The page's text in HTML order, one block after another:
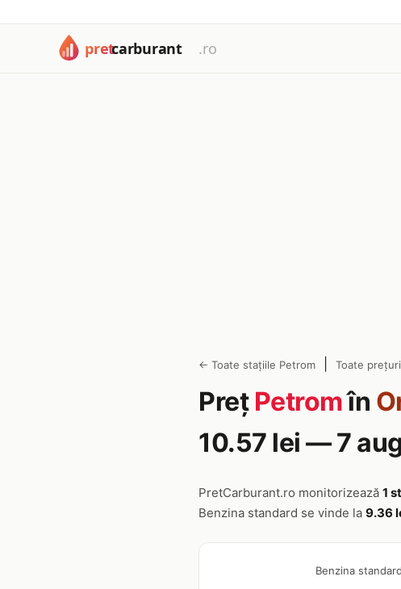
← Toate stațiile Petrom Toate
Preț Petromîn
10.57 lei — 7
PretCarburant.ro monitorizează 1
Benzina standard se vinde la 9.36
Benzina